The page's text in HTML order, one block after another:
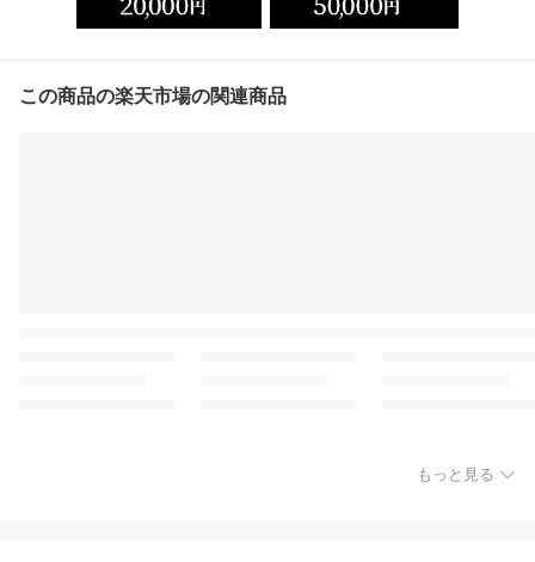
この商品の楽天市場の関連商品
もっと見る